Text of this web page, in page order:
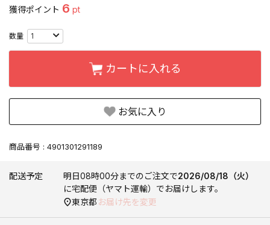
獲得ポイント 6 pt
お気に入り
カートに入れる
商品番号 4901301291189
配送予定 明日08時00分までのご注文で2026/08/18（火）
に宅配便（ヤマト運輸） でお届けします。
東京都 お届け先を変更